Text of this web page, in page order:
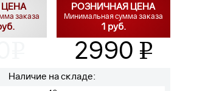
заказа
РОЗНИЧНАЯ ЦЕНА
Минимальная сумма заказа
1 руб.
2990 v
Наличие на складе: